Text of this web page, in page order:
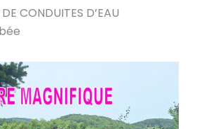
CONDUITES D’EAU